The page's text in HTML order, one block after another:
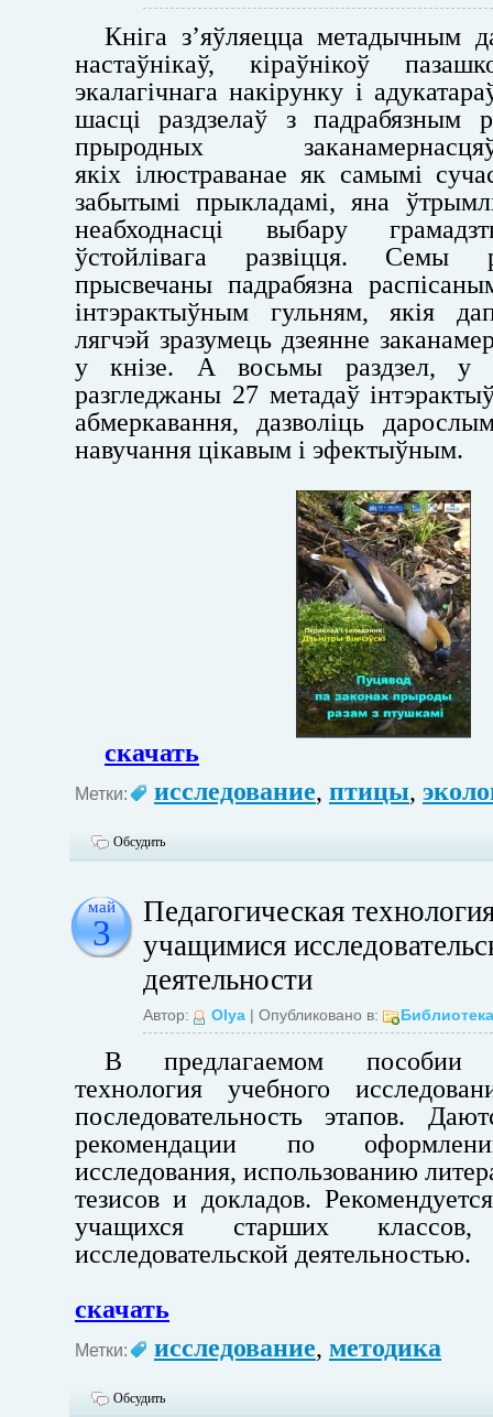
Кніга з’яўляецца метадычным
настаўнікаў, кіраўнікоў
экалагічнага накірунку і
шасці раздзелаў з падрабязным
прыродных
якіх ілюстраванае як самымі
забытымі прыкладамі, яна
неабходнасці выбару
ўстойлівага развіцця. Семы
прысвечаны падрабязна
інтэрактыўным гульням, якія
лягчэй зразумець дзеянне
у кнізе. А восьмы раздзел, у
разгледжаны 27 метадаў
абмеркавання, дазволіць
навучання цікавым і эфектыўным.
скачать
Метки: исследование, птицы,
Обсудить
май
3
Педагогическая
учащимися
деятельности
Автор: Olya | Опубликовано в: Библиотека
В предлагаемом пособии
технология учебного
последовательность этапов.
рекомендации по
исследования, использованию
тезисов и докладов.
учащихся старших классов,
исследовательской деятельностью.
скачать
Метки: исследование, методика
Обсудить